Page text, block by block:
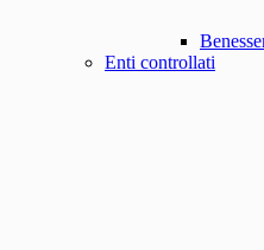
Enti controllati